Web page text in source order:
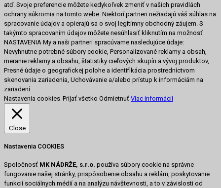
atď. Svoje preferencie môžete kedykoľvek zmeniť v našich pravidlách
ochrany súkromia na tomto webe. Niektorí partneri nežiadajú váš súhlas na
spracovanie údajov a opierajú sa o svoj legitímny obchodný záujem. S
takýmto spracovaním údajov môžete nesúhlasiť kliknutím na možnosť
NASTAVENIA My a naši partneri spracúvame nasledujúce údaje:
Nevyhnutne potrebné súbory cookie, Personalizované reklamy a obsah,
meranie reklamy a obsahu, štatistiky cieľových skupín a vývoj produktov,
Presné údaje o geografickej polohe a identifikácia prostredníctvom
skenovania zariadenia, Uchovávanie a/alebo prístup k informáciám na
zariadení
Nastavenia cookies Prijať všetko Odmietnuť Viac informácií
Close
Nastavenia COOKIES
Spoločnosť MK NÁDRŽE, s.r.o. používa súbory cookie na správne
fungovanie našej stránky, prispôsobenie obsahu a reklám, poskytovanie
funkcií sociálnych médií a na analýzu návštevnosti, a to v závislosti od